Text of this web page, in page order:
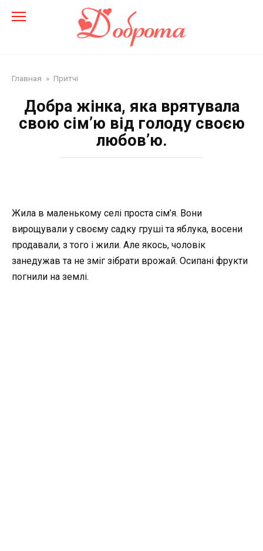
Главная » Притчі
Добра жінка, яка врятувала
свою сім’ю від голоду своєю
любов’ю.
Жила в маленькому селі проста сім’я. Вони
вирощували у своєму садку груші та яблука, восени
продавали, з того і жили. Але якось, чоловік
занедужав та не зміг зібрати врожай. Осипані фрукти
погнили на землі.